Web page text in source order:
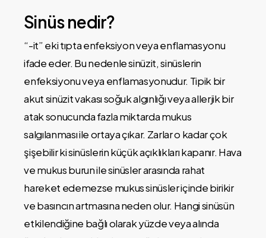
Sinüs nedir?
“-it” eki tıpta enfeksiyon veya enflamasyonu
ifade eder. Bu nedenle sinüzit, sinüslerin
enfeksiyonu veya enflamasyonudur. Tipik bir
akut sinüzit vakası soğuk algınlığı veya allerjik bir
atak sonucunda fazla miktarda mukus
salgılanması ile ortaya çıkar. Zarlar o kadar çok
şişebilir ki sinüslerin küçük açıklıkları kapanır. Hava
ve mukus burun ile sinüsler arasında rahat
hareket edemezse mukus sinüsler içinde birikir
ve basıncın artmasına neden olur. Hangi sinüsün
etkilendiğine bağlı olarak yüzde veya alında